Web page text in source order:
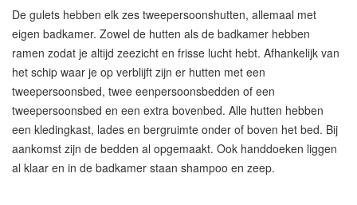
De gulets hebben elk zes tweepersoonshutten, allemaal met
eigen badkamer. Zowel de hutten als de badkamer hebben
ramen zodat je altijd zeezicht en frisse lucht hebt. Afhankelijk van
het schip waar je op verblijft zijn er hutten met een
tweepersoonsbed, twee eenpersoonsbedden of een
tweepersoonsbed en een extra bovenbed. Alle hutten hebben
een kledingkast, lades en bergruimte onder of boven het bed. Bij
aankomst zijn de bedden al opgemaakt. Ook handdoeken liggen
al klaar en in de badkamer staan shampoo en zeep.